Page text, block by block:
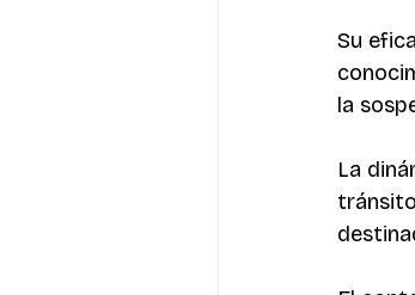
Su
la
La